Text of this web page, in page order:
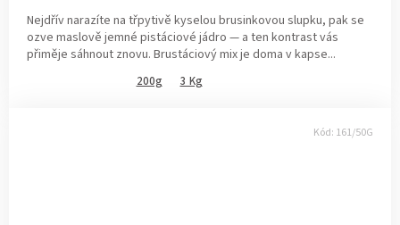
Nejdřív narazíte na třpytivě kyselou brusinkovou slupku, pak se
ozve maslově jemné pistáciové jádro — a ten kontrast vás
přiměje sáhnout znovu. Brustáciový mix je doma v kapse...
200g 3 Kg
Kód: 161/50G